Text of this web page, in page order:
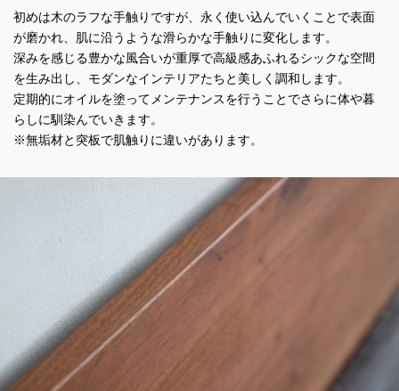
初めは木のラフな手触りですが、永く使い込んでいくことで表面
が磨かれ、肌に沿うような滑らかな手触りに変化します。
深みを感じる豊かな風合いが重厚で高級感あふれるシックな空間
を生み出し、モダンなインテリアたちと美しく調和します。
定期的にオイルを塗ってメンテナンスを行うことでさらに体や暮
らしに馴染んでいきます。
※無垢材と突板で肌触りに違いがあります。